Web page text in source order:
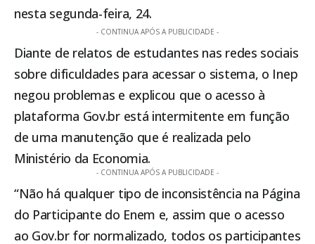
nesta segunda-feira, 24.
- CONTINUA APÓS A PUBLICIDADE -
Diante de relatos de estudantes nas redes sociais
sobre dificuldades para acessar o sistema, o Inep
negou problemas e explicou que o acesso à
plataforma Gov.br está intermitente em função
de uma manutenção que é realizada pelo
Ministério da Economia.
- CONTINUA APÓS A PUBLICIDADE -
“Não há qualquer tipo de inconsistência na Página
do Participante do Enem e, assim que o acesso
ao Gov.br for normalizado, todos os participantes